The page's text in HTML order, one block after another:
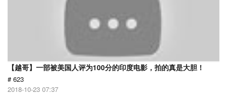
【越哥】一部被美国人评为100分的印度电影，拍的真是大胆！
# 623
2018-10-23 07:37